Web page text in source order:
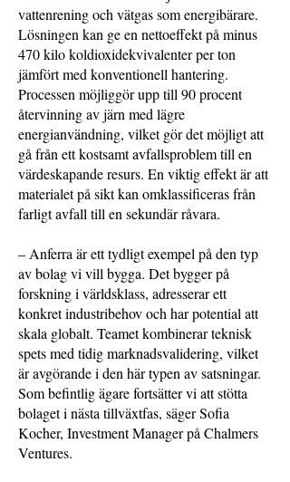
vattenrening och vätgas som energibärare.
Lösningen kan ge en nettoeffekt på minus
470 kilo koldioxidekvivalenter per ton
jämfört med konventionell hantering.
Processen möjliggör upp till 90 procent
återvinning av järn med lägre
energianvändning, vilket gör det möjligt att
gå från ett kostsamt avfallsproblem till en
värdeskapande resurs. En viktig effekt är att
materialet på sikt kan omklassificeras från
farligt avfall till en sekundär råvara.
– Anferra är ett tydligt exempel på den typ
av bolag vi vill bygga. Det bygger på
forskning i världsklass, adresserar ett
konkret industribehov och har potential att
skala globalt. Teamet kombinerar teknisk
spets med tidig marknadsvalidering, vilket
är avgörande i den här typen av satsningar.
Som befintlig ägare fortsätter vi att stötta
bolaget i nästa tillväxtfas, säger Sofia
Kocher, Investment Manager på Chalmers
Ventures.